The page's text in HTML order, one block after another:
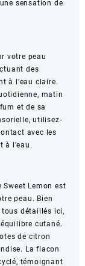
sensation de
votre peau
des
à l’eau claire.
matin
et de sa
utilisez-
avec les
à l’eau.
Sweet Lemon est
peau. Bien
détaillés ici,
cutané.
de citron
La flacon
témoignant